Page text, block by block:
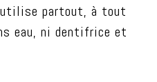
partout, à tout
eau, ni dentifrice et